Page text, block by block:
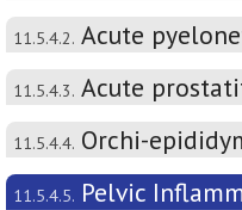
11.5.4.2. Acute
11.5.4.3. Acute
11.5.4.4. Orchi-
11.5.4.5. Pelvic